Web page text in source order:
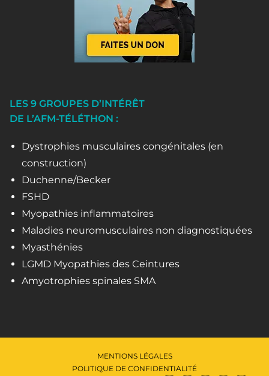
LES 9 GROUPES D’INTÉRÊT
DE L’AFM-TÉLÉTHON :
Dystrophies musculaires congénitales (en
construction)
Duchenne/Becker
FSHD
Myopathies inflammatoires
Maladies neuromusculaires non diagnostiquées
Myasthénies
LGMD Myopathies des Ceintures
Amyotrophies spinales SMA
MENTIONS LÉGALES
POLITIQUE DE CONFIDENTIALITÉ